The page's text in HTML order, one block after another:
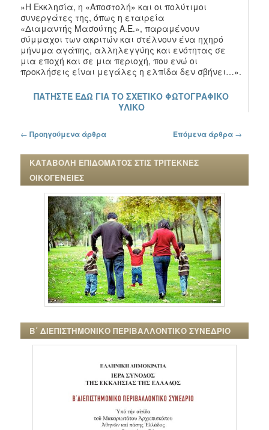
»Η Εκκλησία, η «Αποστολή» και οι πολύτιμοι
συνεργάτες της, όπως η εταιρεία
«Διαμαντής Μασούτης Α.Ε.», παραμένουν
σύμμαχοι των ακριτών και στέλνουν ένα ηχηρό
μήνυμα αγάπης, αλληλεγγύης και ενότητας σε
μια εποχή και σε μια περιοχή, που ενώ οι
προκλήσεις είναι μεγάλες η ελπίδα δεν σβήνει…».
ΠΑΤΗΣΤΕ ΕΔΩ ΓΙΑ ΤΟ ΣΧΕΤΙΚΟ ΦΩΤΟΓΡΑΦΙΚΟ
ΥΛΙΚΟ
Πλοήγηση στα άρθρα
← Προηγούμενα άρθρα Επόμενα άρθρα →
ΚΑΤΑΒΟΛΗ ΕΠΙΔΟΜΑΤΟΣ ΣΤΙΣ ΤΡΙΤΕΚΝΕΣ
ΟΙΚΟΓΕΝΕΙΕΣ
Β΄ ΔΙΕΠΙΣΤΗΜΟΝΙΚΟ ΠΕΡΙΒΑΛΛΟΝΤΙΚΟ ΣΥΝΕΔΡΙΟ